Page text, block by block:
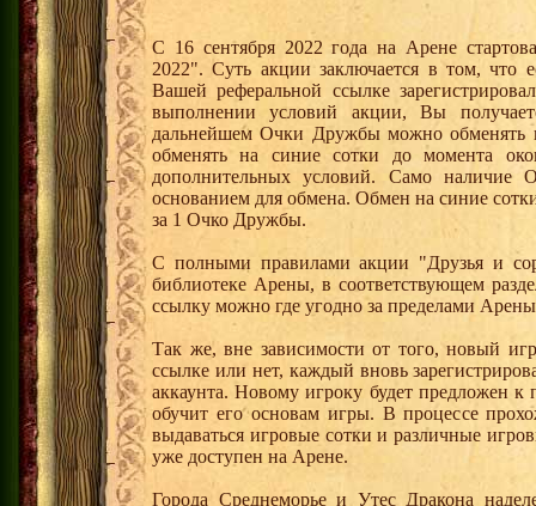
С 16 сентября 2022 года на Арене
2022". Суть акции заключается в том, что
Вашей реферальной ссылке
выполнении условий акции, Вы
дальнейшем Очки Дружбы можно
обменять на синие сотки до момента
дополнительных условий. Само наличие
основанием для обмена. Обмен на синие
за 1 Очко Дружбы.
С полными правилами акции "Друзья и
библиотеке Арены, в соответствующем
ссылку можно где угодно за пределами
Так же, вне зависимости от того, новый
ссылке или нет, каждый вновь
аккаунта. Новому игроку будет предложен
обучит его основам игры. В процессе
выдаваться игровые сотки и различные
уже доступен на Арене.
Города Среднеморье и Утес Дракона